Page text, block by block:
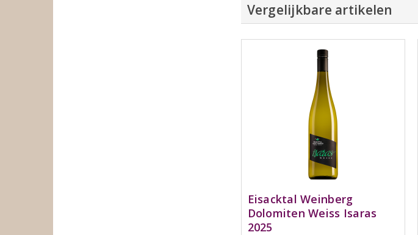
Vergelijkbare artikelen
Eisacktal Weinberg
Dolomiten Weiss Isaras
2025